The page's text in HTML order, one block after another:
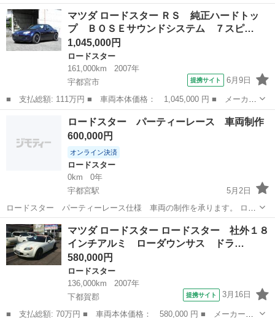
名： マツダ ■ 車種名： ロードスター ■ グレード名： 標準
車 車高調 社外マフラー 社外ステアリング 社外タワーバー ■
排気量： 160...
埼玉 ふじみ野市 ロードスター
マツダ ロードスター ＲＳ 純正ハードトッ
プ ＢＯＳＥサウンドシステム ７スピ…
1,045,000円
ロードスター
161,000km
2007年
宇都宮市
提携サイト 6月9日
■ 支払総額: 111万円 ■ 車両本体価格： 1,045,000 円 ■ メーカー
名： マツダ ■ 車種名： ロードスター ■ グレード名： ＲＳ
純正ハードトップ ＢＯＳＥサウンドシステム ７スピーカー アド
バンストキ...
ロードスター
ロードスター パーティーレース 車両制作
600,000円
オンライン決済
ロードスター
0km
0年
宇都宮駅
5月2日
ロードスター パーティーレース仕様 車両の制作を承ります。 ロー
ルケージ フルバケットシート＆シートレール ６点シートベルト 上記
部品代＆取り付け工賃込みの値段です。 ベース車両は持ち込み、もし
くは別途...
栃木 宇都宮駅 ロードスター
マツダ ロードスター ロードスター 社外１８
インチアルミ ローダウンサス ドラ…
580,000円
ロードスター
136,000km
2007年
下都賀郡
提携サイト 3月16日
■ 支払総額: 70万円 ■ 車両本体価格： 580,000 円 ■ メーカー